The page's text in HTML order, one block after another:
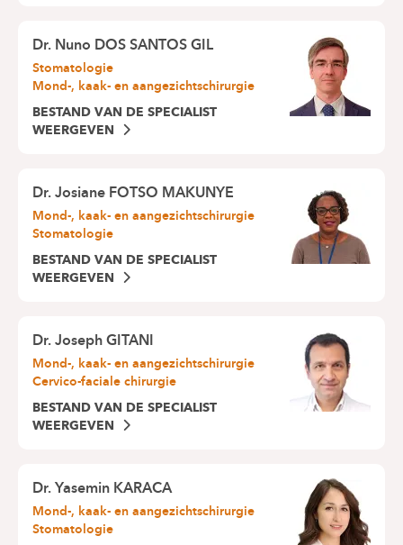
Dr.Nuno DOS SANTOS GIL
Stomatologie
Mond-, kaak- en aangezichtschirurgie
BESTAND VAN DE SPECIALIST
WEERGEVEN
Dr.Josiane FOTSO MAKUNYE
Mond-, kaak- en aangezichtschirurgie
Stomatologie
BESTAND VAN DE SPECIALIST
WEERGEVEN
Dr.Joseph GITANI
Mond-, kaak- en aangezichtschirurgie
Cervico-faciale chirurgie
BESTAND VAN DE SPECIALIST
WEERGEVEN
Dr.Yasemin KARACA
Mond-, kaak- en aangezichtschirurgie
Stomatologie